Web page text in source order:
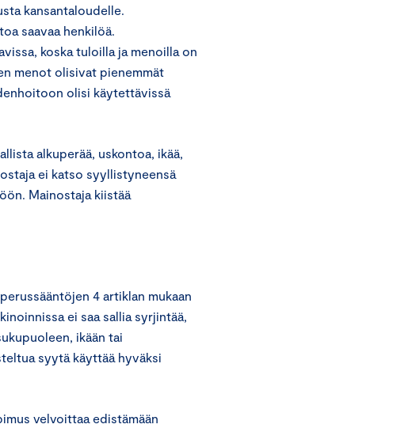
kansantaloudelle.
saavaa henkilöä.
koska tuloilla ja menoilla on
menot olisivat pienemmät
olisi käytettävissä
alkuperää, uskontoa, ikää,
ei katso syyllistyneensä
Mainostaja kiistää
4 artiklan mukaan
ei saa sallia syrjintää,
ikään tai
syytä käyttää hyväksi
velvoittaa edistämään